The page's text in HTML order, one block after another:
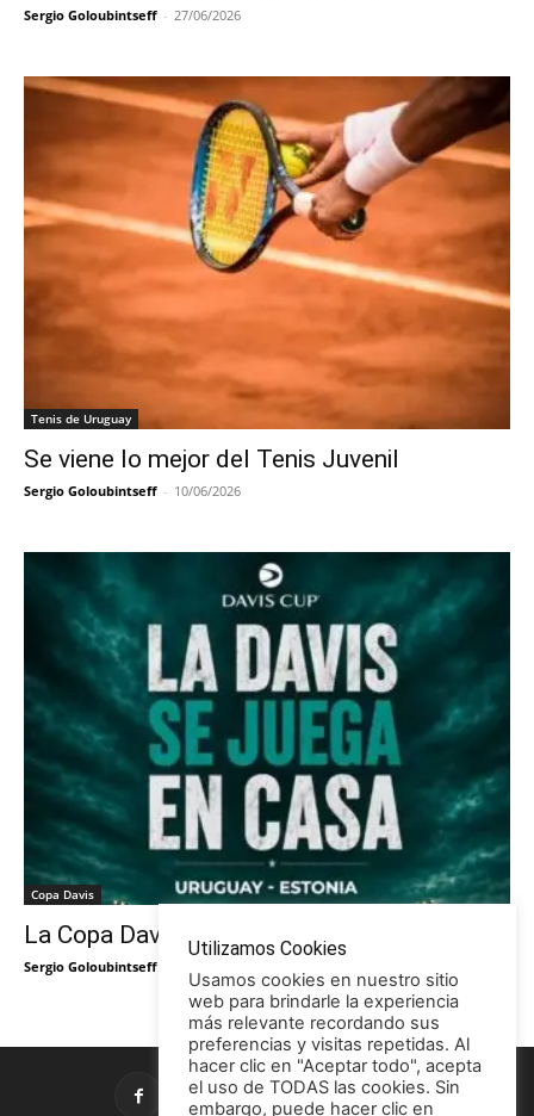
Sergio Goloubintseff - 27/06/2026
Tenis de Uruguay
Se viene lo mejor del Tenis Juvenil
Sergio Goloubintseff - 10/06/2026
Copa Davis
La Copa Davis vuelve al Círculo
Sergio Goloubintseff
Utilizamos Cookies
Usamos cookies en nuestro sitio
web para brindarle la experiencia
más relevante recordando sus
preferencias y visitas repetidas. Al
hacer clic en "Aceptar todo", acepta
el uso de TODAS las cookies. Sin
embargo, puede hacer clic en